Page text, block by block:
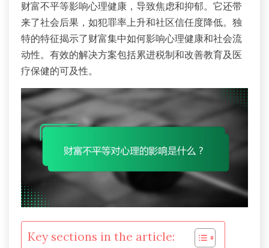
财富不平等影响心理健康，导致焦虑和抑郁。它还带
来了社会后果，如犯罪率上升和社区信任度降低。独
特的特征揭示了财富集中如何影响心理健康和社会流
动性。有效的解决方案包括累进税制和改善教育及医
疗保健的可及性。
Key sections in the article: